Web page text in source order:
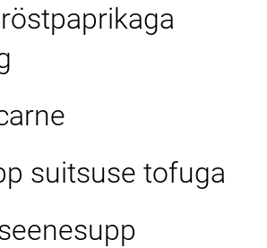
suitsuse tofuga